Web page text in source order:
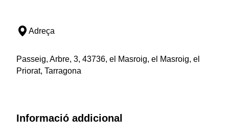
Adreça
Passeig, Arbre, 3, 43736, el Masroig, el Masroig, el
Priorat, Tarragona
Informació addicional